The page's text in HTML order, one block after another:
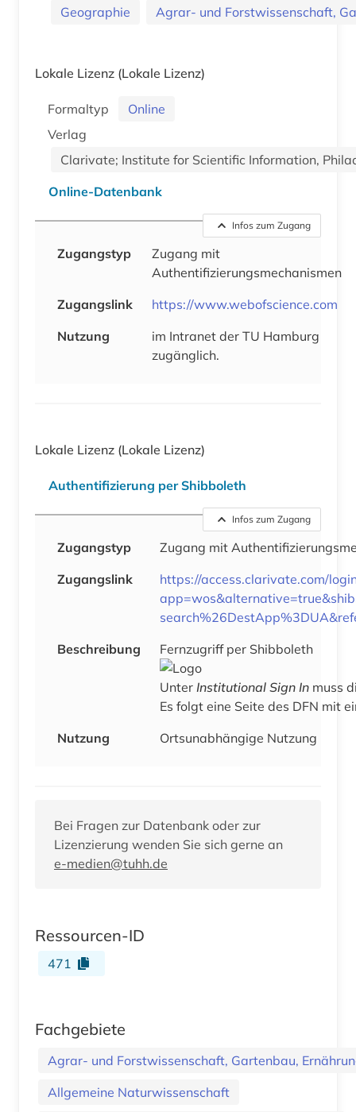
Geographie
Agrar- und Forstwissenschaft,
Lokale Lizenz (Lokale Lizenz)
Formaltyp
Online
Verlag
Clarivate; Institute for Scientific Information,
Online-Datenbank
Infos zum Zugang
Zugangstyp
Zugang mit
Authentifizierungsmechanismen
Zugangslink
https://www.webofscience.com
Nutzung
im Intranet der TU Hamburg
zugänglich.
Lokale Lizenz (Lokale Lizenz)
Authentifizierung per Shibboleth
Infos zum Zugang
Zugangstyp
Zugang mit
Zugangslink
https://access.clarivate.com/
Beschreibung
Fernzugriff per Shibboleth
Unter Institutional Sign In muss
Nutzung Ortsunabhängige Nutzung
Bei Fragen zur Datenbank oder zur
Lizenzierung wenden Sie sich gerne an
e-medien@tuhh.de
Ressourcen-ID
471
Fachgebiete
Agrar- und Forstwissenschaft, Gartenbau,
Allgemeine Naturwissenschaft